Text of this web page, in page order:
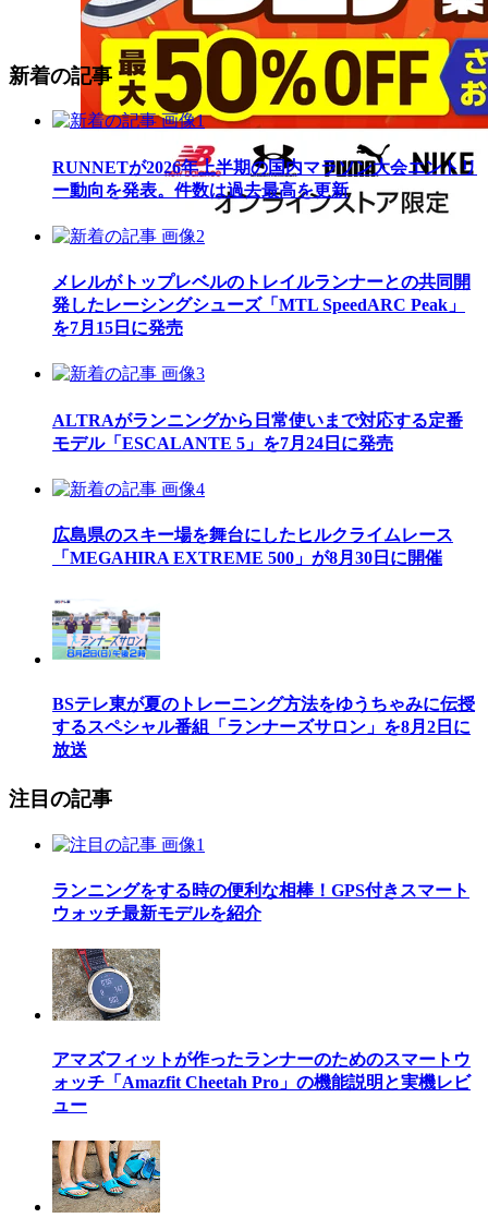
新着の記事
RUNNETが2026年上半期の国内マラソン大会エントリ
ー動向を発表。件数は過去最高を更新
メレルがトップレベルのトレイルランナーとの共同開
発したレーシングシューズ「MTL SpeedARC Peak」
を7月15日に発売
ALTRAがランニングから日常使いまで対応する定番
モデル「ESCALANTE 5」を7月24日に発売
広島県のスキー場を舞台にしたヒルクライムレース
「MEGAHIRA EXTREME 500」が8月30日に開催
BSテレ東が夏のトレーニング方法をゆうちゃみに伝授
するスペシャル番組「ランナーズサロン」を8月2日に
放送
注目の記事
ランニングをする時の便利な相棒！GPS付きスマート
ウォッチ最新モデルを紹介
アマズフィットが作ったランナーのためのスマートウ
ォッチ「Amazfit Cheetah Pro」の機能説明と実機レビ
ュー